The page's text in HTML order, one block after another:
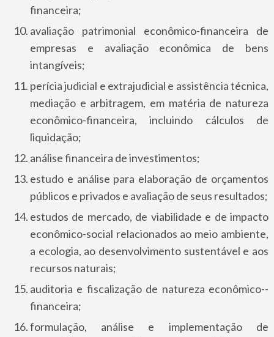
financeira;
avaliação patrimonial econômico­-financeira de
empresas e avaliação econômica de bens
intangíveis;
perícia judicial e extrajudicial e assistência técnica,
mediação e arbitragem, em matéria de natureza
econômico-­financeira, incluindo cálculos de
liquidação;
análise financeira de investimentos;
estudo e análise para elaboração de orçamentos
públicos e privados e avaliação de seus resultados;
estudos de mercado, de viabilidade e de impacto
econômico-­social relacionados ao meio ambiente,
a ecologia, ao desenvolvimento sustentável e aos
recursos naturais;
auditoria e fiscalização de natureza econômico-­
financeira;
formulação, análise e implementação de